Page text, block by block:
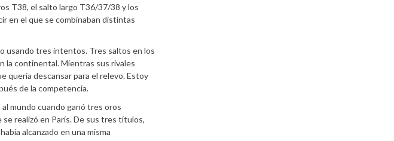
T38, el salto largo T36/37/38 y los
en el que se combinaban distintas
usando tres intentos. Tres saltos en los
la continental. Mientras sus rivales
quería descansar para el relevo. Estoy
de la competencia.
mundo cuando ganó tres oros
realizó en París. De sus tres títulos,
alcanzado en una misma